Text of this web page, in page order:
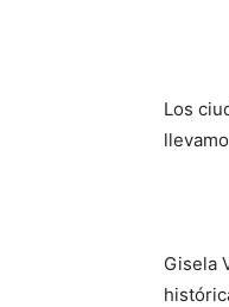
Los
Gisela